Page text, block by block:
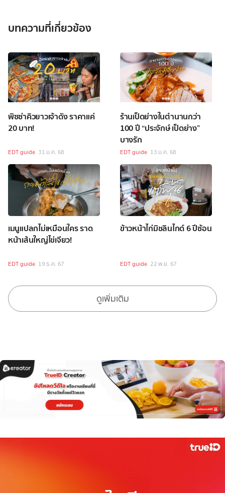
บทความที่เกี่ยวข้อง
พิซซ่าคิวยาวเจ้าดัง ราคาแค่
20 บาท!
EDT guide 31 ม.ค. 68
ร้านเป็ดย่างในตำนานกว่า
100 ปี “ประจักษ์ เป็ดย่าง”
บางรัก
EDT guide 13 ม.ค. 68
เมนูแปลกไม่เหมือนใคร ราด
หน้าเส้นใหญ่ไข่เจียว!
EDT guide 19 ธ.ค. 67
ข้าวหน้าไก่มิชลินไกด์ 6 ปีซ้อน
EDT guide 22 พ.ย. 67
ดูเพิ่มเติม